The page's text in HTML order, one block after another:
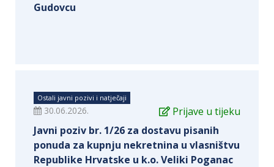
Gudovcu
Ostali javni pozivi i natječaji
Prijave u tijeku
30.06.2026.
Javni poziv br. 1/26 za dostavu pisanih
ponuda za kupnju nekretnina u vlasništvu
Republike Hrvatske u k.o. Veliki Poganac